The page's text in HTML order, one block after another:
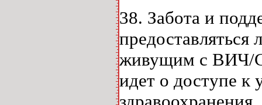
38. Забота и
живущим с ВИЧ/
идет о доступе к